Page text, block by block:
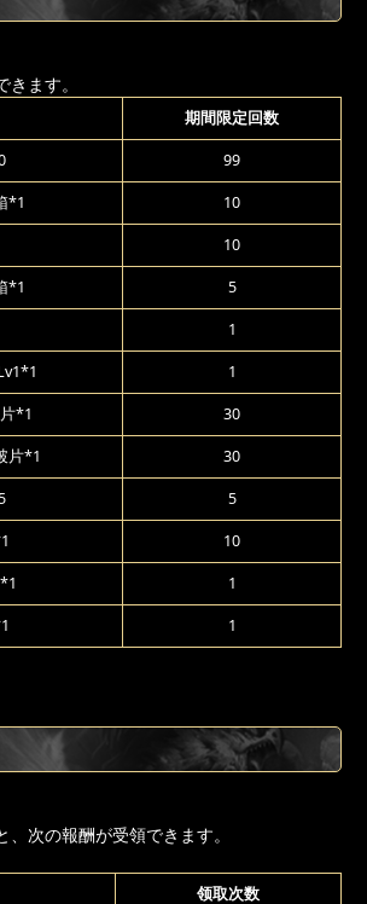
ます。
期間限定回数
99
*1 10
10
*1 5
1
1
*1 30
片*1 30
5
10
1
1
次の報酬が受領できます。
领取次数